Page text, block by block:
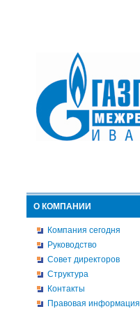
О КОМПАНИИ
Компания сегодня
Руководство
Совет директоров
Структура
Контакты
Правовая информация